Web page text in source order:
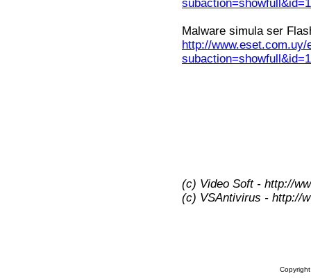
Malware simula ser
http://www.eset.com.uy/
(c) Video Soft - http://
(c) VSAntivirus - http://